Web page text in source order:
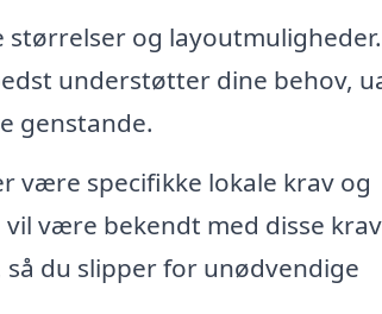
og
understøtter dine behov,
genstande.
være specifikke lokale krav og
være bekendt med disse
du slipper for unødvendige